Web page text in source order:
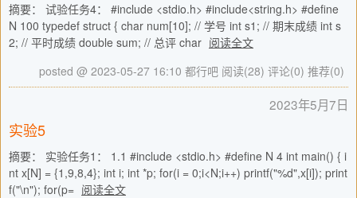
摘要： 试验任务4： #include <stdio.h> #include<string.h> #define
N 100 typedef struct { char num[10]; // 学号 int s1; // 期末成绩 int s
2; // 平时成绩 double sum; // 总评 char 阅读全文
posted @ 2023-05-27 16:10 都行吧 阅读(28) 评论(0) 推荐(0)
2023年5月7日
实验5
摘要： 实验任务1： 1.1 #include <stdio.h> #define N 4 int main() { i
nt x[N] = {1,9,8,4}; int i; int *p; for(i = 0;i<N;i++) printf("%d",x[i]); print
f("\n"); for(p= 阅读全文